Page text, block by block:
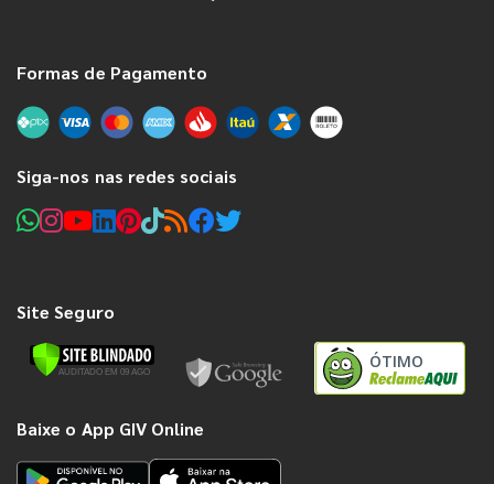
Formas de Pagamento
Siga-nos nas redes sociais
Site Seguro
ÓTIMO
Baixe o App GIV Online